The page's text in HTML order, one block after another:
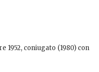
1952, coniugato (1980) con